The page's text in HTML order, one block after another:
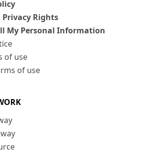
Rights
My Personal Information
of use
of use